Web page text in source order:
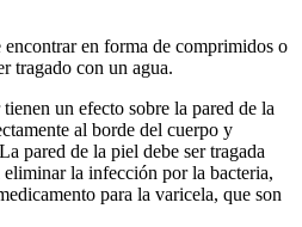
en forma de comprimidos o
tragado con un agua.
un efecto sobre la pared de la
al borde del cuerpo y
pared de la piel debe ser tragada
la infección por la bacteria,
para la varicela, que son